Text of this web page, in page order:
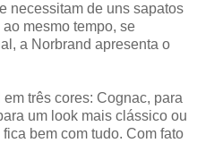
necessitam de uns sapatos
mesmo tempo, se
a Norbrand apresenta o
três cores: Cognac, para
um look mais clássico ou
bem com tudo. Com fato